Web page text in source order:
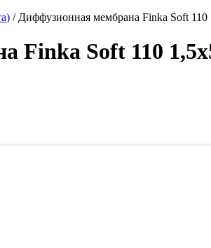
/ Диффузионная мембрана Finka Soft
Finka Soft 110